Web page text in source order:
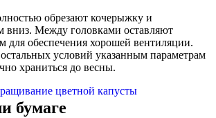
обрезают кочерыжку и
вниз. Между головками оставляют
для обеспечения хорошей вентиляции.
условий указанным параметрам
храниться до весны.
цветной капусты
бумаге